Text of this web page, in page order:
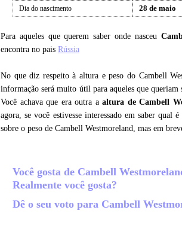
Dia do nascimento 28 de maio
Para aqueles que querem saber onde nasceu
encontra no pais Rússia
No que diz respeito à altura e peso do Cambell
informação será muito útil para aqueles que queriam
Você achava que era outra aaltura de Cambell
agora, se você estivesse interessado em saber qual
sobre o peso de Cambell Westmoreland, mas em
Você gosta de Cambell
Realmente você gosta?
Dê o seu voto para Cambell